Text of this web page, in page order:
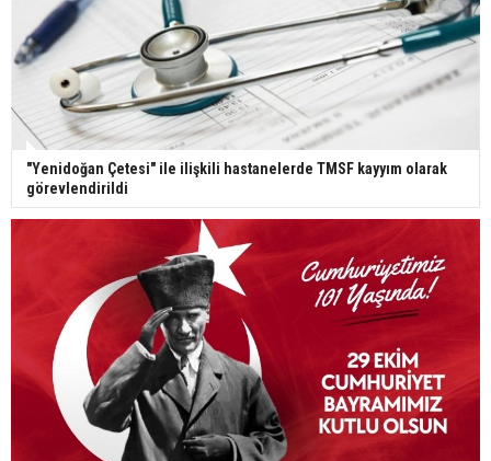
"Yenidoğan Çetesi" ile ilişkili hastanelerde TMSF kayyım olarak
görevlendirildi